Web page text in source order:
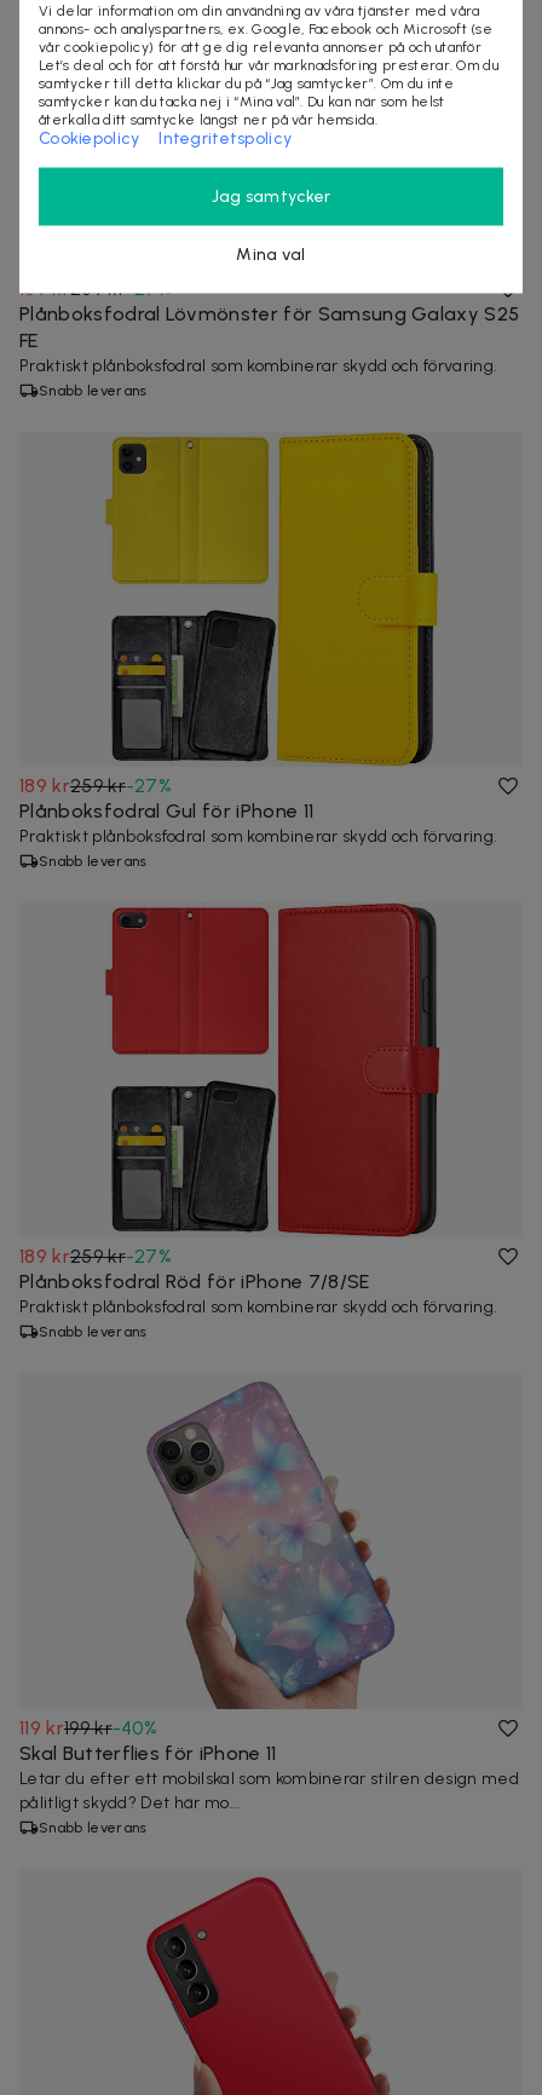
189 kr259 kr-27%
Plånboksfodral Lövmönster för Samsung Galaxy S25
FE
Praktiskt plånboksfodral som kombinerar skydd och förvaring.
Snabb leverans
189 kr259 kr-27%
Plånboksfodral Gul för iPhone 11
Praktiskt plånboksfodral som kombinerar skydd och förvaring.
Snabb leverans
189 kr259 kr-27%
Plånboksfodral Röd för iPhone 7/8/SE
Praktiskt plånboksfodral som kombinerar skydd och förvaring.
Snabb leverans
119 kr199 kr-40%
Skal Butterflies för iPhone 11
Letar du efter ett mobilskal som kombinerar stilren design med
pålitligt skydd? Det här mo...
Snabb leverans
Vi delar information om din användning av våra tjänster med våra
annons- och analyspartners, ex. Google, Facebook och Microsoft (se
vår cookiepolicy) för att ge dig relevanta annonser på och utanför
Let’s deal och för att förstå hur vår marknadsföring presterar. Om du
samtycker till detta klickar du på “Jag samtycker”. Om du inte
samtycker kan du tacka nej i “Mina val”. Du kan när som helst
återkalla ditt samtycke längst ner på vår hemsida.
Cookiepolicy Integritetspolicy
Jag samtycker
Mina val